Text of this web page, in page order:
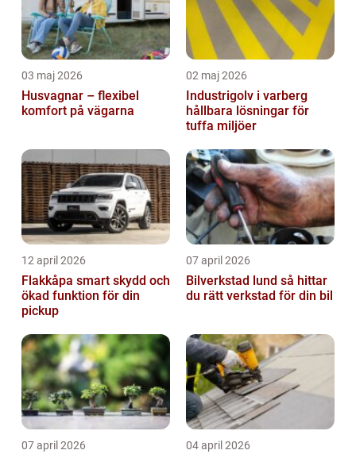
03 maj 2026
Husvagnar – flexibel
komfort på vägarna
02 maj 2026
Industrigolv i varberg
hållbara lösningar för
tuffa miljöer
12 april 2026
Flakkåpa smart skydd och
ökad funktion för din
pickup
07 april 2026
Bilverkstad lund så hittar
du rätt verkstad för din bil
07 april 2026 04 april 2026